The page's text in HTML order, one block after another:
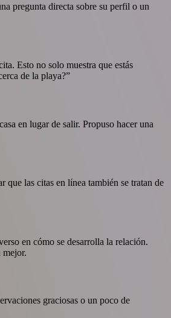
pregunta directa sobre su perfil o un
Esto no solo muestra que estás
de la playa?”
en lugar de salir. Propuso hacer una
que las citas en línea también se tratan de
en cómo se desarrolla la relación.
mejor.
graciosas o un poco de